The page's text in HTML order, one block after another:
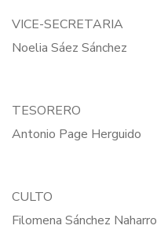
VICE-SECRETARIA
Noelia Sáez Sánchez
TESORERO
Antonio Page Herguido
CULTO
Filomena Sánchez Naharro